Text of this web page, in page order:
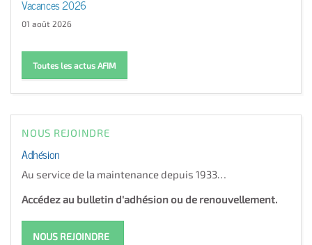
Vacances 2026
01 août 2026
Toutes les actus AFIM
NOUS REJOINDRE
Adhésion
Au service de la maintenance depuis 1933…
Accédez au bulletin d'adhésion ou de renouvellement.
NOUS REJOINDRE